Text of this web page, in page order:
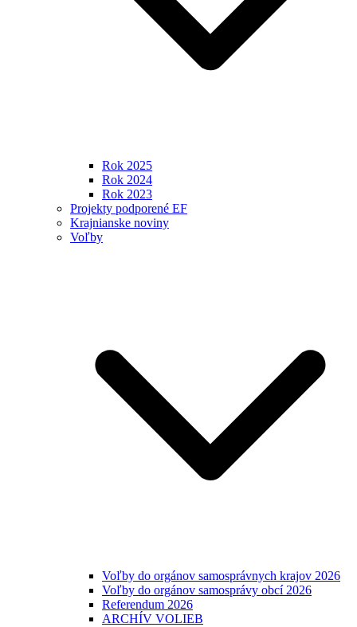
Rok 2025
Rok 2024
Rok 2023
Projekty podporené EF
Krajnianske noviny
Voľby
Voľby do orgánov samosprávnych krajov 2026
Voľby do orgánov samosprávy obcí 2026
Referendum 2026
ARCHÍV VOLIEB